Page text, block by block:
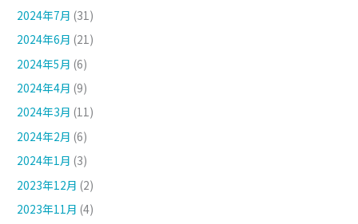
2024年7月 (31)
2024年6月 (21)
2024年5月 (6)
2024年4月 (9)
2024年3月 (11)
2024年2月 (6)
2024年1月 (3)
2023年12月 (2)
2023年11月 (4)